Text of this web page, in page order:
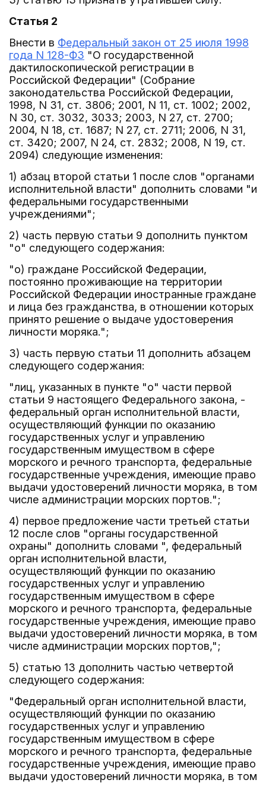
Статья 2
Внести в Федеральный закон от 25 июля 1998
года N 128-ФЗ "О государственной
дактилоскопической регистрации в
Российской Федерации" (Собрание
законодательства Российской Федерации,
1998, N 31, ст. 3806; 2001, N 11, ст. 1002; 2002,
N 30, ст. 3032, 3033; 2003, N 27, ст. 2700;
2004, N 18, ст. 1687; N 27, ст. 2711; 2006, N 31,
ст. 3420; 2007, N 24, ст. 2832; 2008, N 19, ст.
2094) следующие изменения:
1) абзац второй статьи 1 после слов "органами
исполнительной власти" дополнить словами "и
федеральными государственными
учреждениями";
2) часть первую статьи 9 дополнить пунктом
"о" следующего содержания:
"о) граждане Российской Федерации,
постоянно проживающие на территории
Российской Федерации иностранные граждане
и лица без гражданства, в отношении которых
принято решение о выдаче удостоверения
личности моряка.";
3) часть первую статьи 11 дополнить абзацем
следующего содержания:
"лиц, указанных в пункте "о" части первой
статьи 9 настоящего Федерального закона, -
федеральный орган исполнительной власти,
осуществляющий функции по оказанию
государственных услуг и управлению
государственным имуществом в сфере
морского и речного транспорта, федеральные
государственные учреждения, имеющие право
выдачи удостоверений личности моряка, в том
числе администрации морских портов.";
4) первое предложение части третьей статьи
12 после слов "органы государственной
охраны" дополнить словами ", федеральный
орган исполнительной власти,
осуществляющий функции по оказанию
государственных услуг и управлению
государственным имуществом в сфере
морского и речного транспорта, федеральные
государственные учреждения, имеющие право
выдачи удостоверений личности моряка, в том
числе администрации морских портов,";
5) статью 13 дополнить частью четвертой
следующего содержания:
"Федеральный орган исполнительной власти,
осуществляющий функции по оказанию
государственных услуг и управлению
государственным имуществом в сфере
морского и речного транспорта, федеральные
государственные учреждения, имеющие право
выдачи удостоверений личности моряка, в том